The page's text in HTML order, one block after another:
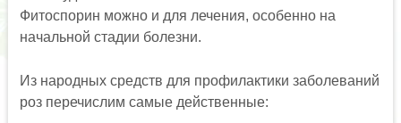
Фитоспорин можно и для лечения, особенно на
начальной стадии болезни.
Из народных средств для профилактики заболеваний
роз перечислим самые действенные: